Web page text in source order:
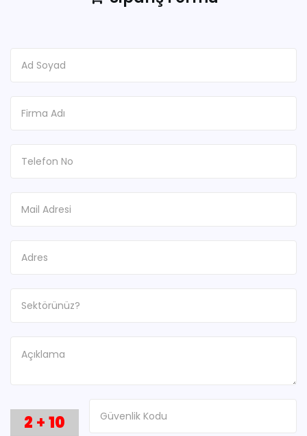
2 +10